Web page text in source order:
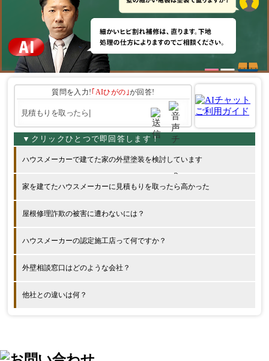
質問を入力! ｢AIひがの｣が回答!
ハウスメーカーで建てた家の外壁塗装を検討しています
家を建てたハウスメーカーに見積もりを取ったら高かった
屋根修理詐欺の被害に遭わないには？
ハウスメーカーの認定施工店って何ですか？
外壁相談窓口はどのような会社？
他社との違いは何？